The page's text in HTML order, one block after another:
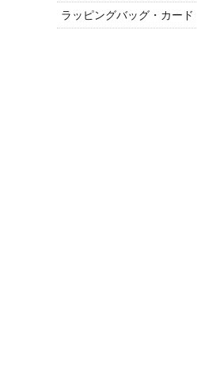
ラッピングバッグ・カード